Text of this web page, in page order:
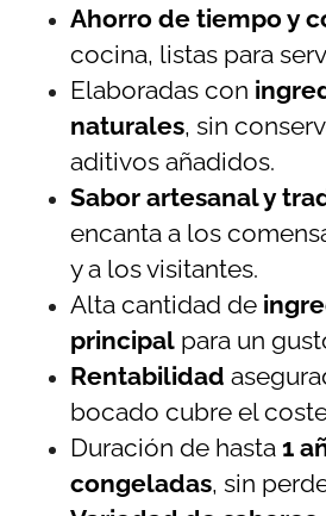
Ahorro de tiempo y
cocina, listas para
Elaboradas con
naturales, sin
aditivos añadidos.
Sabor artesanal y
encanta a los
y a los visitantes.
Alta cantidad de
principal para un
Rentabilidad
bocado cubre el
Duración de hasta 1
congeladas, sin